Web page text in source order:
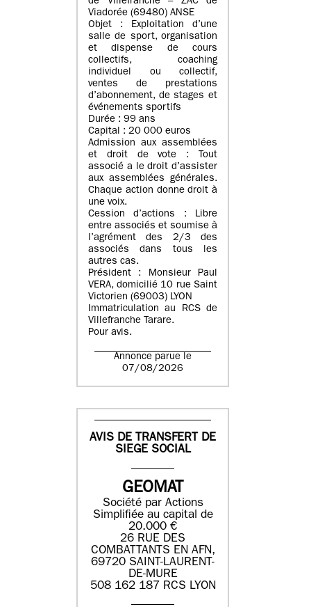
Viadorée (69480) ANSE
Objet : Exploitation d’une
salle de sport, organisation
et dispense de cours
collectifs, coaching
individuel ou collectif,
ventes de prestations
d’abonnement, de stages et
événements sportifs
Durée : 99 ans
Capital : 20 000 euros
Admission aux assemblées
et droit de vote : Tout
associé a le droit d’assister
aux assemblées générales.
Chaque action donne droit à
une voix.
Cession d’actions : Libre
entre associés et soumise à
l’agrément des 2/3 des
associés dans tous les
autres cas.
Président : Monsieur Paul
VERA, domicilié 10 rue Saint
Victorien (69003) LYON
Immatriculation au RCS de
Villefranche Tarare.
Pour avis.
Annonce parue le
07/08/2026
AVIS DE TRANSFERT DE
SIEGE SOCIAL
GEOMAT
Société par Actions
Simplifiée au capital de
20.000 €
26 RUE DES
COMBATTANTS EN AFN,
69720 SAINT-LAURENT-
DE-MURE
508 162 187 RCS LYON